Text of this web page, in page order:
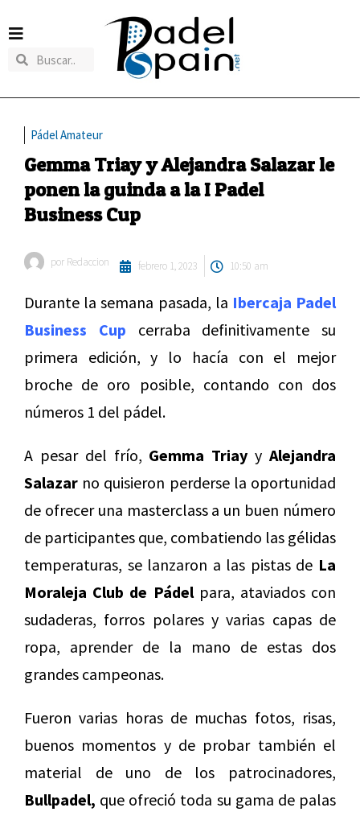
Pádel Amateur
Gemma Triay y Alejandra Salazar le
ponen la guinda a la I Padel
Business Cup
por Redaccion febrero 1, 2023 10:50 am
Durante la semana pasada, la Ibercaja Padel
Business Cup cerraba definitivamente su
primera edición, y lo hacía con el mejor
broche de oro posible, contando con dos
números 1 del pádel.
A pesar del frío, Gemma Triay yAlejandra
Salazar no quisieron perderse la oportunidad
de ofrecer una masterclass a un buen número
de participantes que, combatiendo las gélidas
temperaturas, se lanzaron a las pistas de La
Moraleja Club de Pádelpara, ataviados con
sudaderas, forros polares y varias capas de
ropa, aprender de la mano de estas dos
grandes campeonas.
Fueron varias horas de muchas fotos, risas,
buenos momentos y de probar también el
material de uno de los patrocinadores,
Bullpadel, que ofreció toda su gama de palas